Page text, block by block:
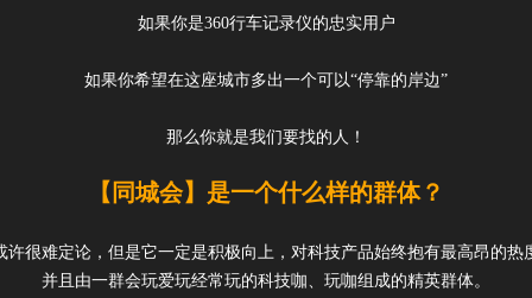
如果你是360行车记录仪的忠实用户
如果你希望在这座城市多出一个可以“停靠的岸边”
那么你就是我们要找的人！
【同城会】是一个什么样的群体？
许很难定论，但是它一定是积极向上，对科技产品始终抱有最高昂的热
并且由一群会玩爱玩经常玩的科技咖、玩咖组成的精英群体。